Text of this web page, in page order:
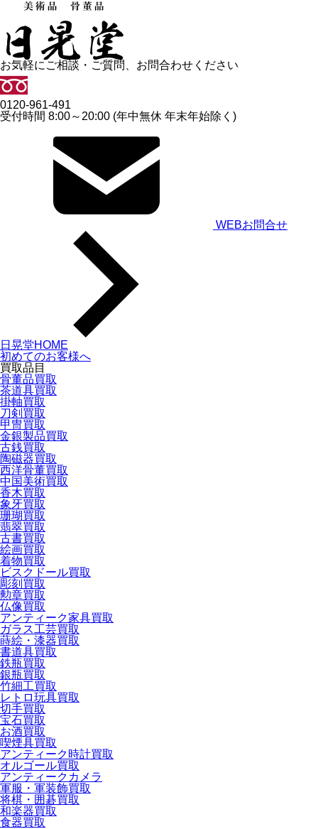
お気軽にご相談・ご質問、お問合わせください
0120-961-491
受付時間 8:00～20:00 (年中無休 年末年始除く)
WEBお問合せ
日晃堂HOME
初めてのお客様へ
買取品目
骨董品買取
茶道具買取
掛軸買取
刀剣買取
甲冑買取
金銀製品買取
古銭買取
陶磁器買取
西洋骨董買取
中国美術買取
香木買取
象牙買取
珊瑚買取
翡翠買取
古書買取
絵画買取
着物買取
ビスクドール買取
彫刻買取
勲章買取
仏像買取
アンティーク家具買取
ガラス工芸買取
蒔絵・漆器買取
書道具買取
鉄瓶買取
銀瓶買取
竹細工買取
レトロ玩具買取
切手買取
宝石買取
お酒買取
喫煙具買取
アンティーク時計買取
オルゴール買取
アンティークカメラ
軍服・軍装飾買取
将棋・囲碁買取
和楽器買取
食器買取